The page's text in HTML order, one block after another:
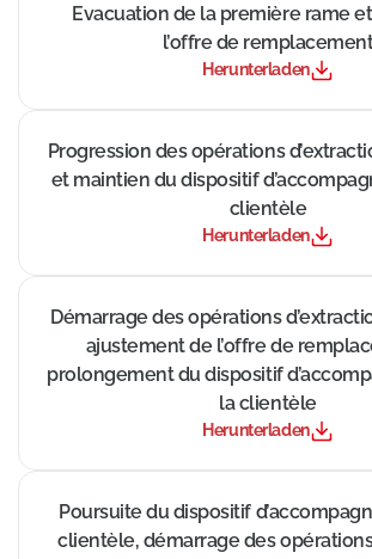
Evacuation de la première rame
l’offre de
Herunterladen
((Neues
Progression des opérations
et maintien du dispositif
clientèle
Herunterladen
((Neues
Démarrage des opérations
ajustement de l’offre de
prolongement du dispositif
la clientèle
Herunterladen
((Neues
Poursuite du dispositif
clientèle, démarrage des
((Neues